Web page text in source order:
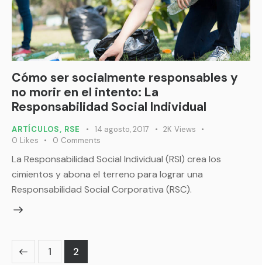
Cómo ser socialmente responsables y
no morir en el intento: La
Responsabilidad Social Individual
ARTÍCULOS, RSE 14 agosto, 2017 2K Views
0 Likes 0 Comments
La Responsabilidad Social Individual (RSI) crea los
cimientos y abona el terreno para lograr una
Responsabilidad Social Corporativa (RSC).
1 2